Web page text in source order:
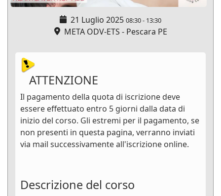
21 Luglio 2025 08:30- 13:30
META ODV-ETS - Pescara PE
ATTENZIONE
Il pagamento della quota di iscrizione deve
essere effettuato entro 5 giorni dalla data di
inizio del corso. Gli estremi per il pagamento, se
non presenti in questa pagina, verranno inviati
via mail successivamente all'iscrizione online.
Descrizione del corso